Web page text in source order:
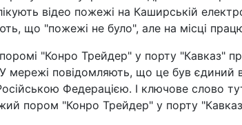
відео пожежі на Каширській
що "пожежі не було", але на місці
"Конро Трейдер" у порту "Кавказ"
У мережі повідомляють, що це був
Федерацією. І ключове слово
пором "Конро Трейдер" у порту